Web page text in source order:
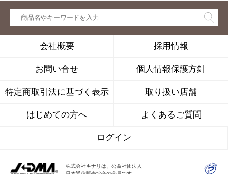
会社概要 採用情報
お問い合せ 個人情報保護方針
特定商取引法に基づく表示 取り扱い店舗
はじめての方へ よくあるご質問
ログイン
株式会社キナリは、公益社団法人